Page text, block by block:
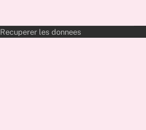
Recuperer les donnees